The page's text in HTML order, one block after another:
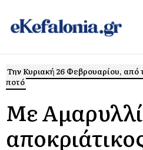
Την Κυριακή 26 Φεβρουαρίου, από
ποτό
Με